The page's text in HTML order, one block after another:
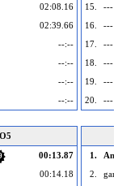
02:08.16
02:39.66
--:--
--:--
--:--
--:--
15.
---
16.
---
17.
---
18.
---
19.
---
20.
---
00:13.87
00:14.18
1.
2.